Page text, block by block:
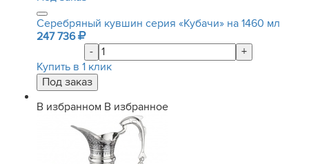
Серебряный кувшин серия «Кубачи» на 1460 мл
247 736
-
+
Купить в 1 клик
В избранном В избранное